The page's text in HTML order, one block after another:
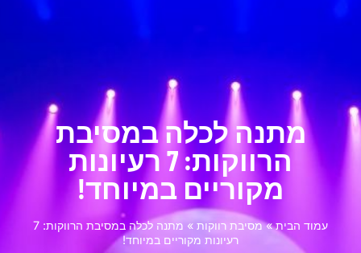
מתנה לכלה במסיבת
הרווקות: 7 רעיונות
מקוריים במיוחד!
עמוד הבית»מסיבת רווקות»
מתנה לכלה במסיבת הרווקות: 7
רעיונות מקוריים במיוחד!